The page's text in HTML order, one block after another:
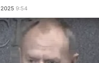
2025 9:54